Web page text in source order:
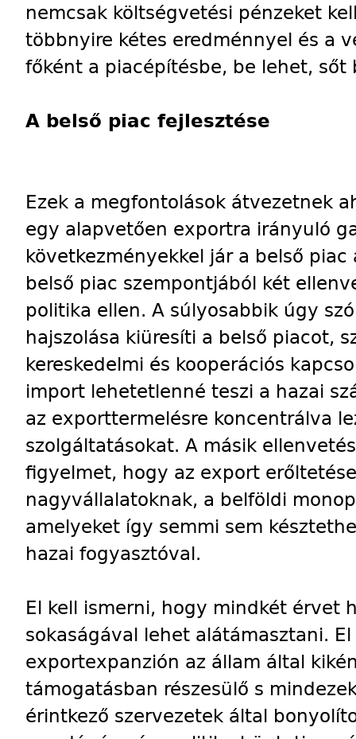
nemcsak költségvetési pénzeket
többnyire kétes eredménnyel és a
főként a piacépítésbe, be lehet,
A belső piac fejlesztése
Ezek a megfontolások átvezetnek
egy alapvetően exportra irányuló
következményekkel jár a belső
belső piac szempontjából két
politika ellen. A súlyosabbik úgy
hajszolása kiüresíti a belső piacot,
kereskedelmi és kooperációs
import lehetetlenné teszi a hazai
az exporttermelésre koncentrálva
szolgáltatásokat. A másik
figyelmet, hogy az export
nagyvállalatoknak, a belföldi
amelyeket így semmi sem
hazai fogyasztóval.
El kell ismerni, hogy mindkét érvet
sokaságával lehet alátámasztani.
exportexpanzión az állam által
támogatásban részesülő s
érintkező szervezetek által